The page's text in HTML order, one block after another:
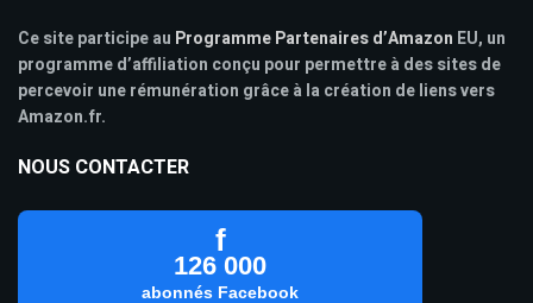
Ce site participe au Programme Partenaires d’Amazon EU, un
programme d’affiliation conçu pour permettre à des sites de
percevoir une rémunération grâce à la création de liens vers
Amazon.fr.
NOUS CONTACTER
f
126 000
abonnés Facebook